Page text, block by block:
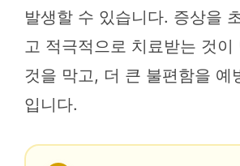
발생할 수 있습니다. 증상을
고 적극적으로 치료받는 것이
것을 막고, 더 큰 불편함을 예
입니다.